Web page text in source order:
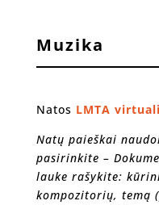
Muzika
Natos LMTA
Natų paieškai
pasirinkite –
lauke rašykite:
kompozitorių, temą